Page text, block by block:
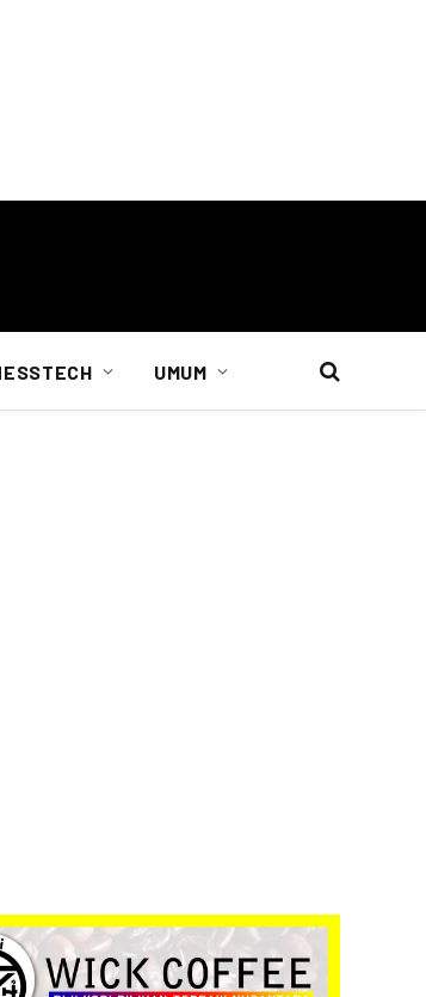
UMUM